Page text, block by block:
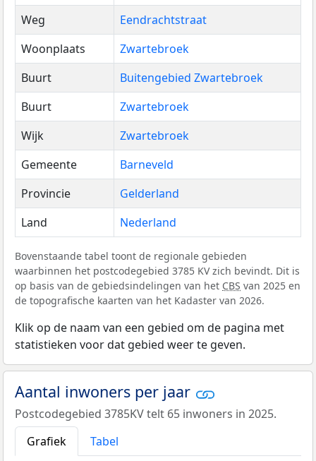
Weg
Eendrachtstraat
Woonplaats
Zwartebroek
Buurt
Buitengebied Zwartebroek
Buurt
Zwartebroek
Wijk
Zwartebroek
Gemeente
Barneveld
Provincie
Gelderland
Land
Nederland
Bovenstaande tabel toont de regionale gebieden
waarbinnen het postcodegebied 3785 KV zich bevindt. Dit is
op basis van de gebiedsindelingen van het CBS van 2025 en
de topografische kaarten van het Kadaster van 2026.
Klik op de naam van een gebied om de pagina met
statistieken voor dat gebied weer te geven.
Aantal inwoners per jaar
Postcodegebied 3785KV telt 65 inwoners in 2025.
Grafiek
Tabel